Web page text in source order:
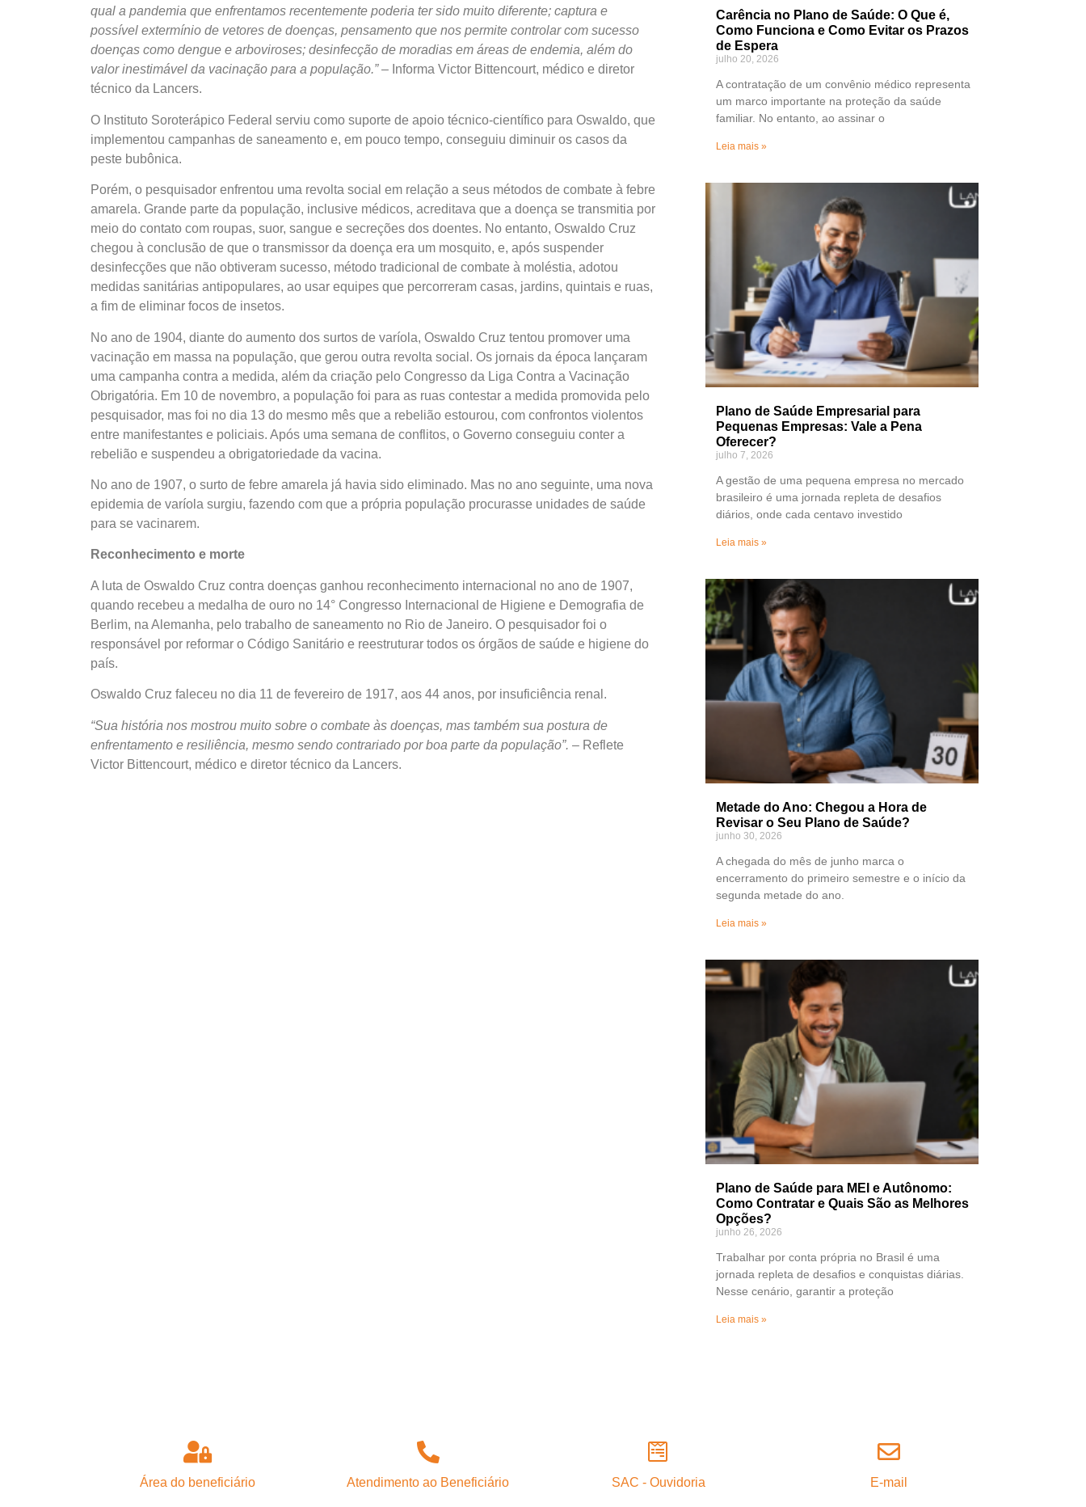
qual a pandemia que enfrentamos recentemente poderia ter sido muito diferente; captura e
possível extermínio de vetores de doenças, pensamento que nos permite controlar com sucesso
doenças como dengue e arboviroses; desinfecção de moradias em áreas de endemia, além do
valor inestimável da vacinação para a população.”– Informa Victor Bittencourt, médico e diretor
técnico da Lancers.
O Instituto Soroterápico Federal serviu como suporte de apoio técnico-científico para Oswaldo, que
implementou campanhas de saneamento e, em pouco tempo, conseguiu diminuir os casos da
peste bubônica.
Porém, o pesquisador enfrentou uma revolta social em relação a seus métodos de combate à febre
amarela. Grande parte da população, inclusive médicos, acreditava que a doença se transmitia por
meio do contato com roupas, suor, sangue e secreções dos doentes. No entanto, Oswaldo Cruz
chegou à conclusão de que o transmissor da doença era um mosquito, e, após suspender
desinfecções que não obtiveram sucesso, método tradicional de combate à moléstia, adotou
medidas sanitárias antipopulares, ao usar equipes que percorreram casas, jardins, quintais e ruas,
a fim de eliminar focos de insetos.
No ano de 1904, diante do aumento dos surtos de varíola, Oswaldo Cruz tentou promover uma
vacinação em massa na população, que gerou outra revolta social. Os jornais da época lançaram
uma campanha contra a medida, além da criação pelo Congresso da Liga Contra a Vacinação
Obrigatória. Em 10 de novembro, a população foi para as ruas contestar a medida promovida pelo
pesquisador, mas foi no dia 13 do mesmo mês que a rebelião estourou, com confrontos violentos
entre manifestantes e policiais. Após uma semana de conflitos, o Governo conseguiu conter a
rebelião e suspendeu a obrigatoriedade da vacina.
No ano de 1907, o surto de febre amarela já havia sido eliminado. Mas no ano seguinte, uma nova
epidemia de varíola surgiu, fazendo com que a própria população procurasse unidades de saúde
para se vacinarem.
Reconhecimento e morte
A luta de Oswaldo Cruz contra doenças ganhou reconhecimento internacional no ano de 1907,
quando recebeu a medalha de ouro no 14° Congresso Internacional de Higiene e Demografia de
Berlim, na Alemanha, pelo trabalho de saneamento no Rio de Janeiro. O pesquisador foi o
responsável por reformar o Código Sanitário e reestruturar todos os órgãos de saúde e higiene do
país.
Oswaldo Cruz faleceu no dia 11 de fevereiro de 1917, aos 44 anos, por insuficiência renal.
“Sua história nos mostrou muito sobre o combate às doenças, mas também sua postura de
enfrentamento e resiliência, mesmo sendo contrariado por boa parte da população”. – Reflete
Victor Bittencourt, médico e diretor técnico da Lancers.
Carência no Plano de Saúde: O Que é,
Como Funciona e Como Evitar os Prazos
de Espera
julho 20, 2026
A contratação de um convênio médico representa
um marco importante na proteção da saúde
familiar. No entanto, ao assinar o
Leia mais »
Plano de Saúde Empresarial para
Pequenas Empresas: Vale a Pena
Oferecer?
julho 7, 2026
A gestão de uma pequena empresa no mercado
brasileiro é uma jornada repleta de desafios
diários, onde cada centavo investido
Leia mais »
Metade do Ano: Chegou a Hora de
Revisar o Seu Plano de Saúde?
junho 30, 2026
A chegada do mês de junho marca o
encerramento do primeiro semestre e o início da
segunda metade do ano.
Leia mais »
Plano de Saúde para MEI e Autônomo:
Como Contratar e Quais São as Melhores
Opções?
junho 26, 2026
Trabalhar por conta própria no Brasil é uma
jornada repleta de desafios e conquistas diárias.
Nesse cenário, garantir a proteção
Leia mais »
Área do beneficiário Atendimento ao Beneficiário SAC - Ouvidoria E-mail